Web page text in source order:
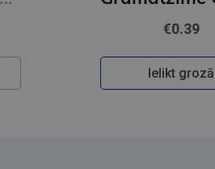
€29.50
Pieslēdzies